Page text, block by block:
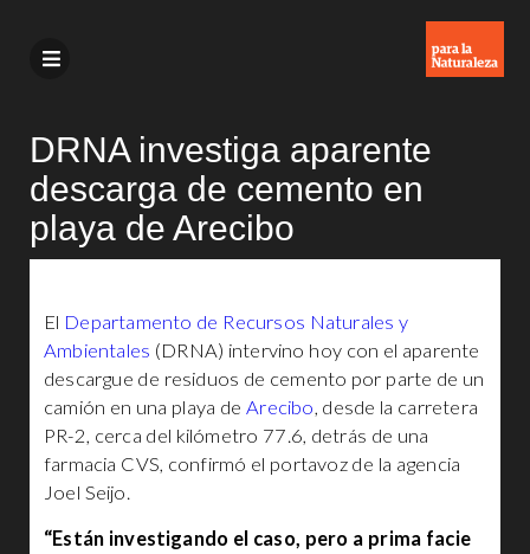
DRNA investiga aparente
descarga de cemento en
playa de Arecibo
El Departamento de Recursos Naturales y
Ambientales (DRNA) intervino hoy con el aparente
descargue de residuos de cemento por parte de un
camión en una playa deArecibo, desde la carretera
PR-2, cerca del kilómetro 77.6, detrás de una
farmacia CVS, confirmó el portavoz de la agencia
Joel Seijo.
“Están investigando el caso, pero a prima facie